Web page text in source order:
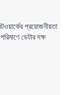
প্রয়োজনীয়তা
ডেটার দক্ষ